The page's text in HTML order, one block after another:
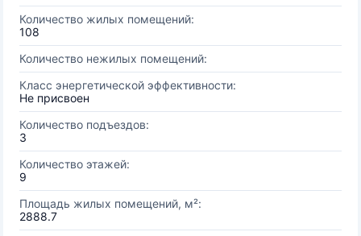
Количество жилых помещений:
108
Количество нежилых помещений:
Класс энергетической эффективности:
Не присвоен
Количество подъездов:
3
Количество этажей:
9
Площадь жилых помещений, м²:
2888.7